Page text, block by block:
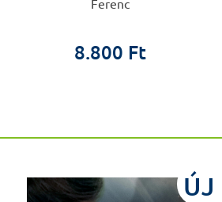
Ferenc
8.800 Ft
ÚJ